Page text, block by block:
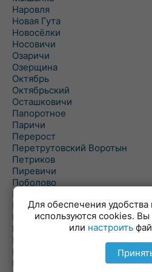
Наровля
Новая Гута
Новосёлки
Носовичи
Озаричи
Озерщина
Октябрь
Октябрьский
Осташковичи
Папоротное
Паричи
Перерост
Перетрутовский Воротын
Петриков
Пиревичи
Поболово
Поколюбичи
Полесье
Птичь
Речица
Ровенская Слобода
Рогачев
Рогинь
Для обеспечения удобства
используются cookies.
или настроить